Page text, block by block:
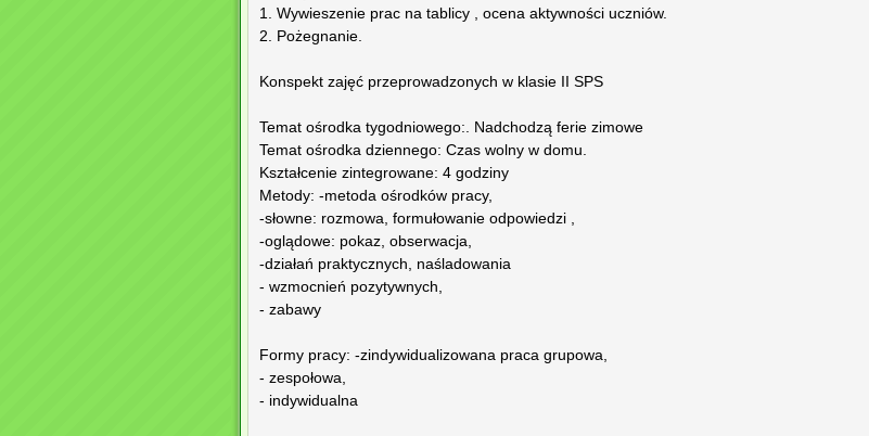
1. Wywieszenie prac na tablicy , ocena aktywności uczniów.
2. Pożegnanie.
Konspekt zajęć przeprowadzonych w klasie II SPS
Temat ośrodka tygodniowego:. Nadchodzą ferie zimowe
Temat ośrodka dziennego: Czas wolny w domu.
Kształcenie zintegrowane: 4 godziny
Metody: -metoda ośrodków pracy,
-słowne: rozmowa, formułowanie odpowiedzi ,
-oglądowe: pokaz, obserwacja,
-działań praktycznych, naśladowania
- wzmocnień pozytywnych,
- zabawy
Formy pracy: -zindywidualizowana praca grupowa,
- zespołowa,
- indywidualna